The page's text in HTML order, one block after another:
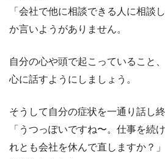
「会社で他に相談できる人に相談
か言いようがありません。
自分の心や頭で起こっていること
心に話すようにしましょう。
そうして自分の症状を一通り話し
「うつっぽいですね〜。仕事を続
れとも会社を休んで直しますか？」